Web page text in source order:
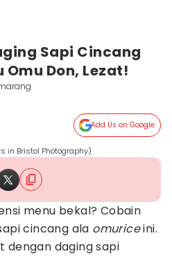
Sapi Cincang
Don, Lezat!
Add Us on Google
in Bristol Photography)
menu bekal? Cobain
cincang ala omuriceini.
dengan daging sapi